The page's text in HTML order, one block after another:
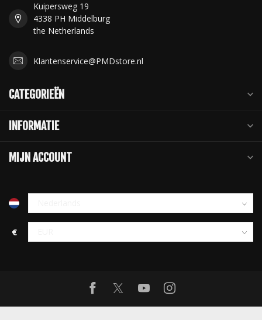
Kuipersweg 19
4338 PH Middelburg
the Netherlands
Klantenservice@PMDstore.nl
CATEGORIEËN
INFORMATIE
MIJN ACCOUNT
€